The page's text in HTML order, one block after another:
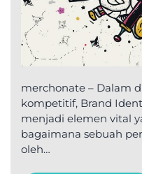
merchonate – Dalam
kompetitif, Brand
menjadi elemen vital
bagaimana sebuah
oleh…